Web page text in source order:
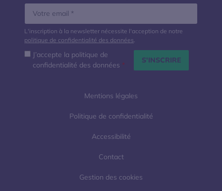
Mentions légales
Politique de confidentialité
Accessibilité
Contact
Gestion des cookies
L'inscription à la newsletter nécessite l'acception de notre
politique de confidentialité des données
J’accepte la politique de
confidentialité des données *